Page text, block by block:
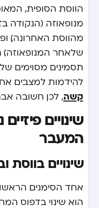
הווסת הסופית,
מהווסת האחרונה),
שלאחר המנופאוזה).
תסמינים מסוימים
להידמות למצבים
קשה, לכן חשובה
שינויים
המעבר
שינויים בווסת
אחד הסימנים
הוא שינוי בדפוס